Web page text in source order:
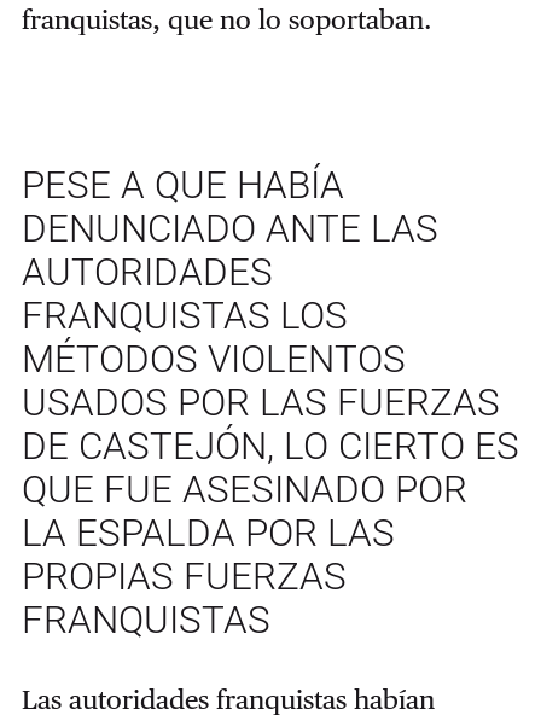
franquistas, que no lo soportaban.
PESE A QUE HABÍA
DENUNCIADO ANTE LAS
AUTORIDADES
FRANQUISTAS LOS
MÉTODOS VIOLENTOS
USADOS POR LAS FUERZAS
DE CASTEJÓN, LO CIERTO ES
QUE FUE ASESINADO POR
LA ESPALDA POR LAS
PROPIAS FUERZAS
FRANQUISTAS
Las autoridades franquistas habían